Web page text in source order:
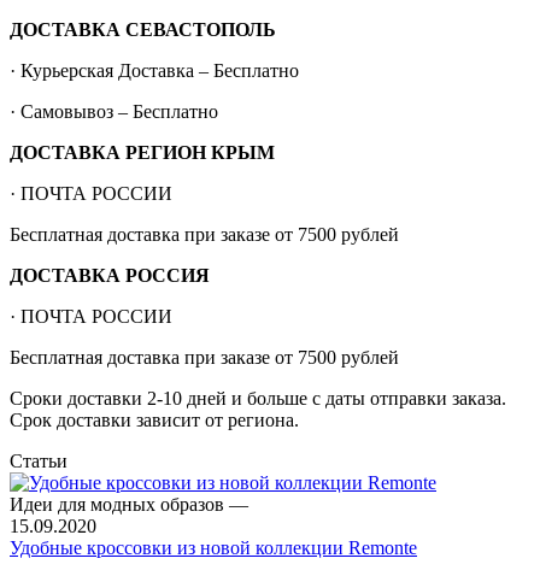
ДОСТАВКА СЕВАСТОПОЛЬ
· Курьерская Доставка – Бесплатно
· Самовывоз – Бесплатно
ДОСТАВКА РЕГИОН КРЫМ
· ПОЧТА РОССИИ
Бесплатная доставка при заказе от 7500 рублей
ДОСТАВКА РОССИЯ
· ПОЧТА РОССИИ
Бесплатная доставка при заказе от 7500 рублей
Сроки доставки 2-10 дней и больше с даты отправки заказа.
Срок доставки зависит от региона.
Статьи
Идеи для модных образов —
15.09.2020
Удобные кроссовки из новой коллекции Remonte